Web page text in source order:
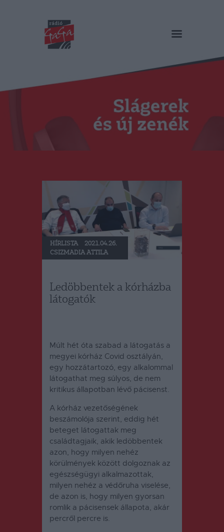
RÁDIÓ GAGA
Műsorok
Duma Duba
Podcast és videók
Stáb
HÍRLISTA
2021.04.26.
CSIZMADIA ATTILA
Ledöbbentek a kórházba
látogatók
Múlt hét óta szabad a látogatás a
megyei kórház Covid osztályán,
egy hozzátartozó, egy alkalommal
látogathat meg súlyos, de nem
kritikus állapotban lévő pácisenst.
A kórház vezetőségének
beszámolója szerint, eddig hét
beteget látogattak meg
családtagjaik, akik ledöbbentek
azon, hogy milyen nehéz
körülmények között dolgoznak az
egészségügyi alkalmazottak,
milyen nehéz a védőruha viselése,
de azon is, hogy milyen gyorsan
romlik a pácisensek állapota, akár
percről percre is.